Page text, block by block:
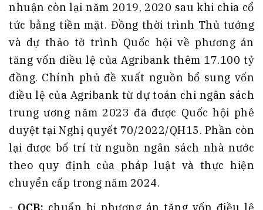
nhuận còn lại năm 2019, 2020 sau khi chia cổ
tức bằng tiền mặt. Đồng thời trình Thủ tướng
và dự thảo tờ trình Quốc hội về phương án
tăng vốn điều lệ của Agribank thêm 17.100 tỷ
đồng. Chính phủ đề xuất nguồn bổ sung vốn
điều lệ của Agribank từ dự toán chi ngân sách
trung ương năm 2023 đã được Quốc hội phê
duyệt tại Nghị quyết 70/2022/QH15. Phần còn
lại được bố trí từ nguồn ngân sách nhà nước
theo quy định của pháp luật và thực hiện
chuyển cấp trong năm 2024.